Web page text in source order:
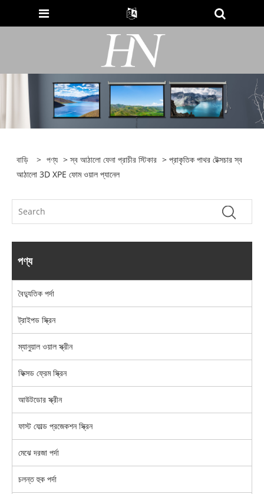
বাড়ি > পণ্য >স্ব আঠালো ফেনা প্রাচীর স্টিকার > প্রাকৃতিক পাথর টেক্সচার স্ব
আঠালো 3D XPE ফোম ওয়াল প্যানেল
পণ্য
বৈদ্যুতিক পর্দা
ট্রাইপড স্ক্রিন
ম্যানুয়াল ওয়াল স্ক্রীন
ফিক্সড ফ্রেম স্ক্রিন
আউটডোর স্ক্রীন
ফাস্ট ফোল্ড প্রজেকশন স্ক্রিন
মেঝে দরজা পর্দা
চলন্ত হুক পর্দা